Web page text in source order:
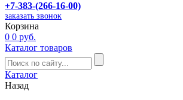
+7-383-(266-16-00)
заказать звонок
Корзина
0 0 руб.
Каталог товаров
Каталог
Назад